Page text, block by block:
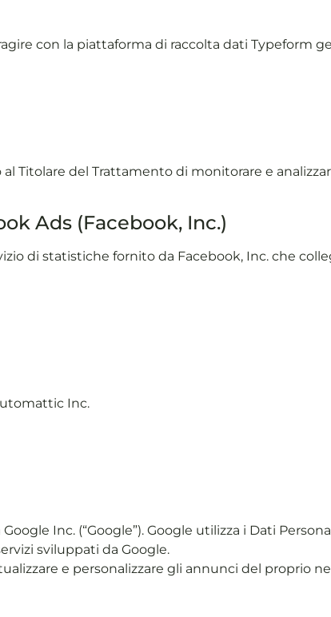
con la piattaforma di raccolta dati Typeform
Titolare del Trattamento di monitorare e
Ads (Facebook, Inc.)
di statistiche fornito da Facebook, Inc. che
Inc.
Inc. (“Google”). Google utilizza i Dati
sviluppati da Google.
e personalizzare gli annunci del proprio